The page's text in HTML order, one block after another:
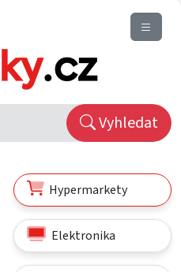
Vyhledat
Hypermarkety
Elektronika